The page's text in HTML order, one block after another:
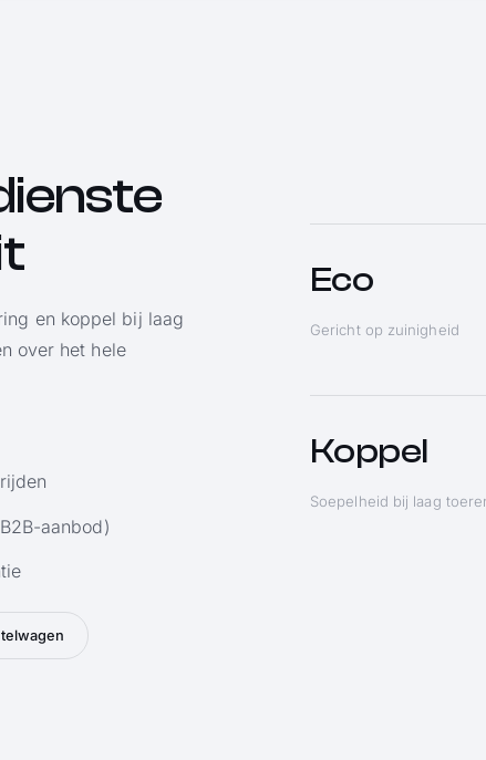
en koppel bij laag
over het hele
aanbod)
Eco
Gericht op zuinigheid
Koppel
Soepelheid bij laag